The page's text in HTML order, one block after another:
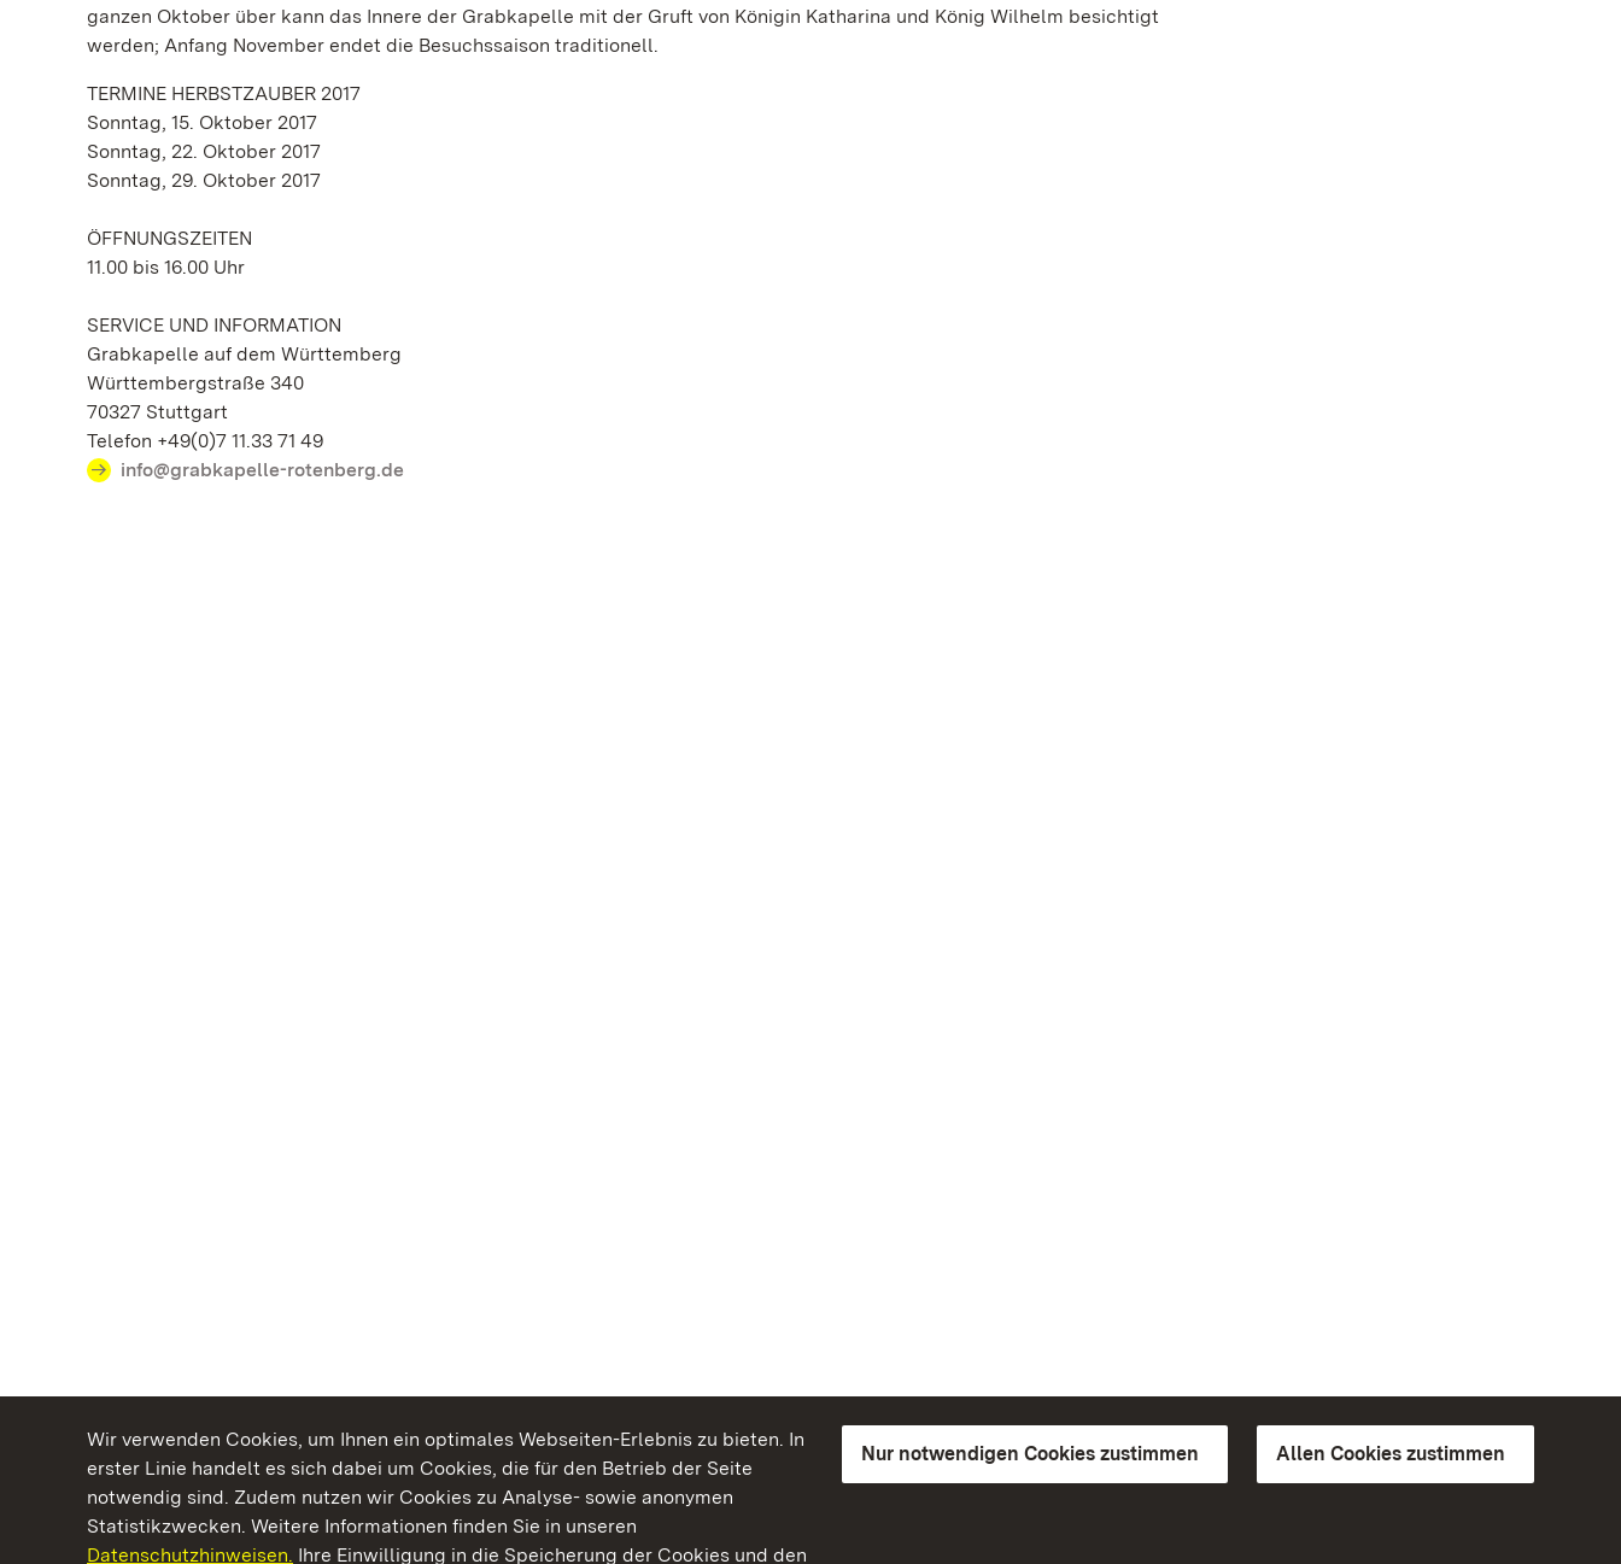
Wir verwenden Cookies, um Ihnen ein optimales Webseiten-Erlebnis zu bieten. In
erster Linie handelt es sich dabei um Cookies, die für den Betrieb der Seite
notwendig sind. Zudem nutzen wir Cookies zu Analyse- sowie anonymen
Statistikzwecken. Weitere Informationen finden Sie in unseren
Datenschutzhinweisen. Ihre Einwilligung in die Speicherung der Cookies und den
Nur notwendigen Cookies zustimmen Allen Cookies zustimmen
ganzen Oktober über kann das Innere der Grabkapelle mit der Gruft von Königin Katharina und König Wilhelm besichtigt
werden; Anfang November endet die Besuchssaison traditionell.
TERMINE HERBSTZAUBER 2017
Sonntag, 15. Oktober 2017
Sonntag, 22. Oktober 2017
Sonntag, 29. Oktober 2017
ÖFFNUNGSZEITEN
11.00 bis 16.00 Uhr
SERVICE UND INFORMATION
Grabkapelle auf dem Württemberg
Württembergstraße 340
70327 Stuttgart
Telefon +49(0)7 11.33 71 49
info@grabkapelle-rotenberg.de